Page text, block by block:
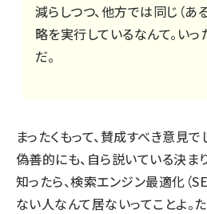
減らしつつ、他方では同じ（あ
略を実行しているなんて。い
だ。
まったくもって、賛成すべき意見
偽善的にも、自ら説いている決ま
知ったら、検索エンジン最適化（
ない人なんて居ないってことよ。